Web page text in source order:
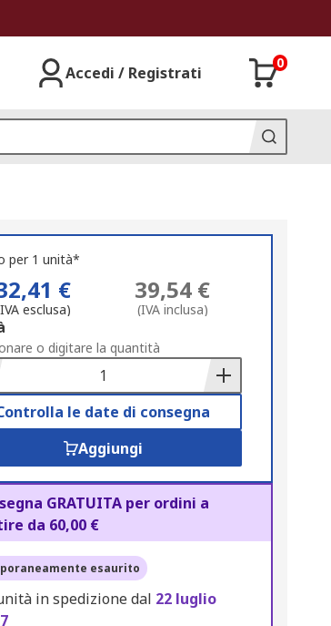
Accedi / Registrati
0
per 1 unità*
€
esclusa)
39,54 €
(IVA inclusa)
o digitare la quantità
le date di consegna
Aggiungi
GRATUITA per ordini a
da 60,00 €
esaurito
in spedizione dal 22 luglio